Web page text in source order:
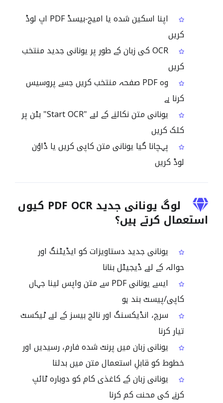
اپنا اسکین شدہ یا امیج‑بیسڈ PDF اپ لوڈ
کریں
OCR کی زبان کے طور پر یونانی جدید منتخب
کریں
وہ PDF صفحہ منتخب کریں جسے پروسیس
کرنا ہے
یونانی متن نکالنے کے لیے "Start OCR" بٹن پر
کلک کریں
پہچانا گیا یونانی متن کاپی کریں یا ڈاؤن
لوڈ کریں
لوگ یونانی جدید PDF OCR کیوں
استعمال کرتے ہیں؟
یونانی جدید دستاویزات کو ایڈیٹنگ اور
حوالہ کے لیے ڈیجیٹل بنانا
ایسے یونانی PDF سے متن واپس لینا جہاں
کاپی/پیسٹ بند ہو
سرچ، انڈیکسنگ اور نالج بیسز کے لیے ٹیکسٹ
تیار کرنا
یونانی زبان میں پرنٹ شدہ فارم، رسیدیں اور
خطوط کو قابلِ استعمال متن میں بدلنا
یونانی زبان کے کاغذی کام کو دوبارہ ٹائپ
کرنے کی محنت کم کرنا